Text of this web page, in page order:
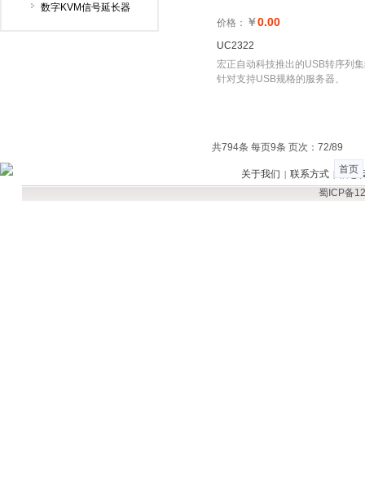
价格： ￥0.00
UC2322
宏正自动科技推出的USB转序列
针对支持USB规格的服务器、
共794条 每页9条 页次：72/89
首页
数字KVM信号延长器
关于我们 | 联系方式 |
信息
蜀ICP备